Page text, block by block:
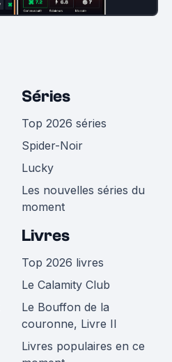
Séries
Top 2026 séries
Spider-Noir
Lucky
Les nouvelles séries du
moment
Livres
Top 2026 livres
Le Calamity Club
Le Bouffon de la
couronne, Livre II
Livres populaires en ce